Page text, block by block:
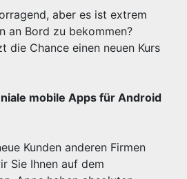
aber es ist extrem
an Bord zu bekommen?
die Chance einen neuen Kurs
mobile Apps für Android
Kunden anderen Firmen
Sie Ihnen auf dem